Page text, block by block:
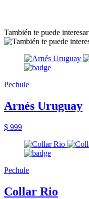
También te puede interesar
Pechule
Arnés Uruguay
$ 999
Pechule
Collar Rio